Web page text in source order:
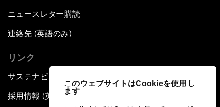
このウェブサイトはCookieを使用し
ます
ニュースレター購読
連絡先 (英語のみ)
リンク
サステナビリティへの取り組み
採用情報 (英語のみ)